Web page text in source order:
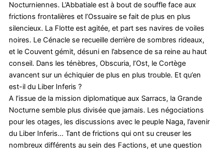
Nocturniennes. L’Abbatiale est à bout de souffle face aux
frictions frontalières et l’Ossuaire se fait de plus en plus
silencieux. La Flotte est agitée, et part ses navires de voiles
noires. Le Cénacle se recueille derrière de sombres rideaux,
et le Couvent gémit, désuni en l’absence de sa reine au haut
conseil. Dans les ténèbres, Obscuria, l’Ost, le Cortège
avancent sur un échiquier de plus en plus trouble. Et qu’en
est-il du Liber Inferis ?
A l’issue de la mission diplomatique aux Sarracs, la Grande
Nocturne semble plus divisée que jamais. Les négociations
pour les otages, les discussions avec le peuple Naga, l’avenir
du Liber Inferis… Tant de frictions qui ont su creuser les
nombreux différents au sein des Factions, et une question